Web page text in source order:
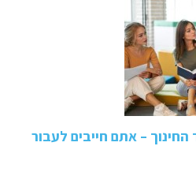
– אתם חייבים לעבור